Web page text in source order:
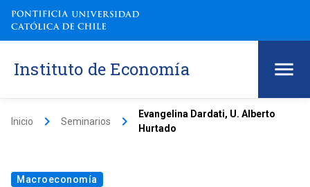
Instituto de Economía
Inicio keyboard_arrow_right Seminarios keyboard_arrow_right
Evangelina Dardati, U. Alberto
Hurtado
Macroeconomía